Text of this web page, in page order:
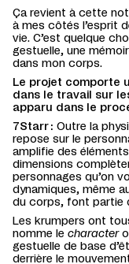
Ça revient à cette
à mes côtés l’esprit
vie. C’est quelque
gestuelle, une
dans mon corps.
Le projet comporte
dans le travail sur
apparu dans le
7Starr : Outre la
repose sur le
amplifie des
dimensions
personnages qu’on
dynamiques, même
du corps, font partie
Les krumpers ont
nomme le character
gestuelle de base
derrière le